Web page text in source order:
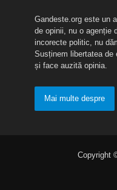
Gandeste.org este un
de opinii, nu o agenție
incorecte politic, nu
Susținem libertatea de
și face auzită opinia.
Mai multe despre
Copyright